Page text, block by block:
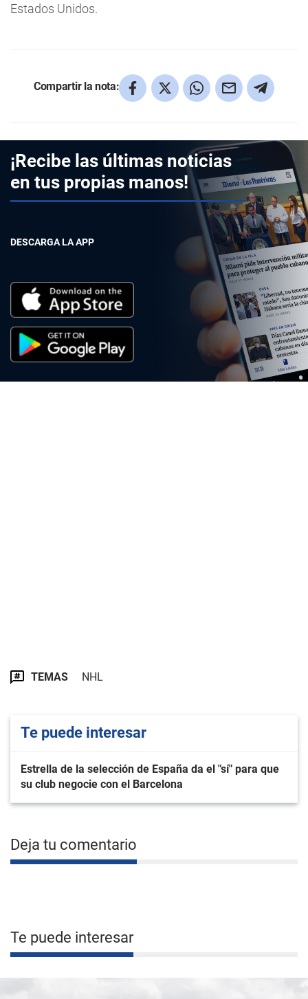
Estados Unidos.
Compartir la nota:
¡Recibe las últimas noticias
en tus propias manos!
DESCARGA LA APP
TEMAS NHL
Te puede interesar
Estrella de la selección de España da el "sí" para que
su club negocie con el Barcelona
Deja tu comentario
Te puede interesar